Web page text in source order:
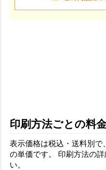
印刷方法ごとの料
表示価格は税込・送料別で
の単価です。 印刷方法の詳
い。